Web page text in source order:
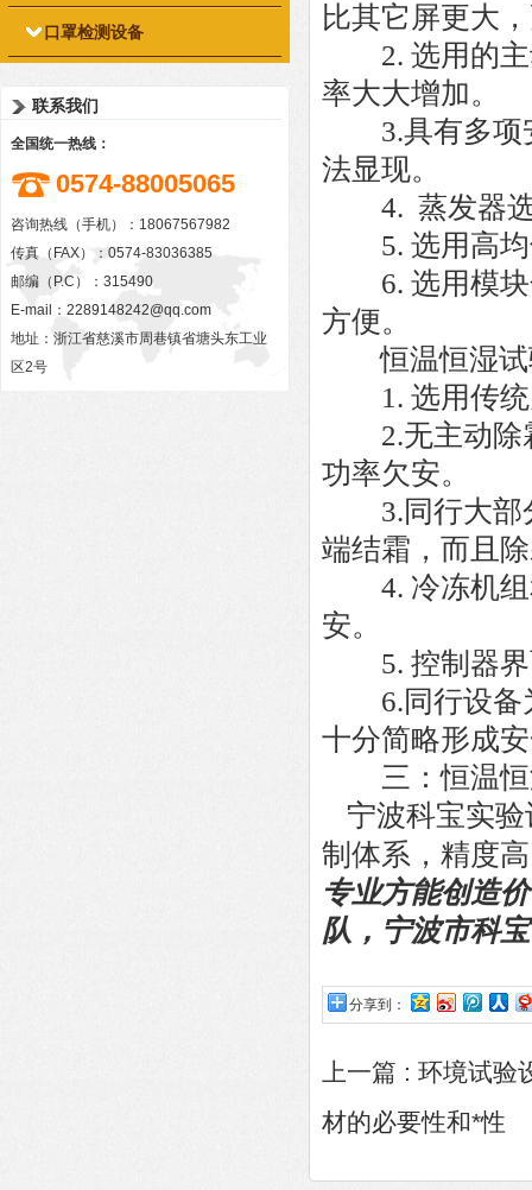
口罩检测设备
联系我们
全国统一热线：
0574-88005065
咨询热线（手机）：18067567982
传真（FAX）：0574-83036385
邮编（P.C）：315490
E-mail： 2289148242@qq.com
地址：浙江省慈溪市周巷镇省塘头东工业
区2号
比其它屏更大
2. 选用的主
率大大增加。
3.具有多项安
法显现。
4. 蒸发器选
5. 选用高均
6. 选用模块
方便。
恒温恒湿试
1. 选用传统
2.无主动除霜
功率欠安。
3.同行大部分
端结霜，而且
4. 冷冻机组
安。
5. 控制器界
6.同行设备为
十分简略形成
三：恒温恒
宁波科宝实
制体系，精度
专业方能创造
队， 宁波市科
分享到：
上一篇 : 环境试验
材的必要性和*性